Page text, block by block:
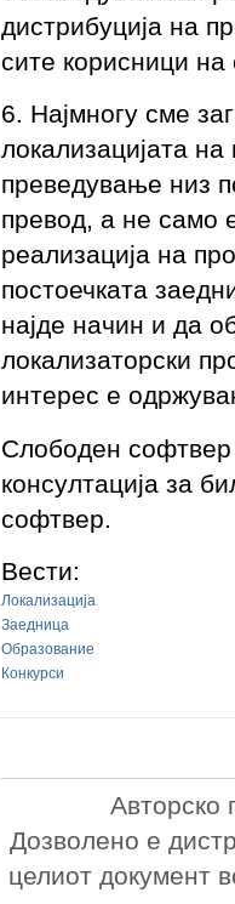
дистрибуција на
сите корисници на
6. Најмногу сме
локализацијата
преведување низ
превод, а не само
реализација на
постоечката
најде начин и да
локализаторски
интерес е
Слободен софтвер
консултација за
софтвер.
Вести:
Локализација
Заедница
Образование
Конкурси
Авторско
Дозволено е
целиот документ